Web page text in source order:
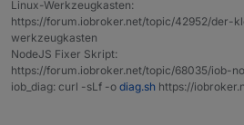
Wäre da der CC2652P
So wie dieser:
https://www.ebay.de/itm/
Linux-Werkzeugkasten:
https://forum.iobroker.net/topic/42952/der-
werkzeugkasten
NodeJS Fixer Skript:
https://forum.iobroker.net/topic/68035/iob-
iob_diag: curl -sLf -o diag.sh https://